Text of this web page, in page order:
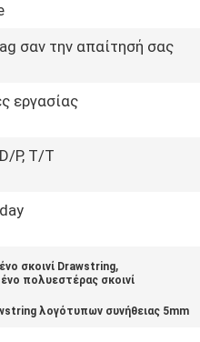
σαν την απαίτησή σας
εργασίας
P, T/T
σκοινί Drawstring,
πολυεστέρας σκοινί
λογότυπων συνήθειας 5mm